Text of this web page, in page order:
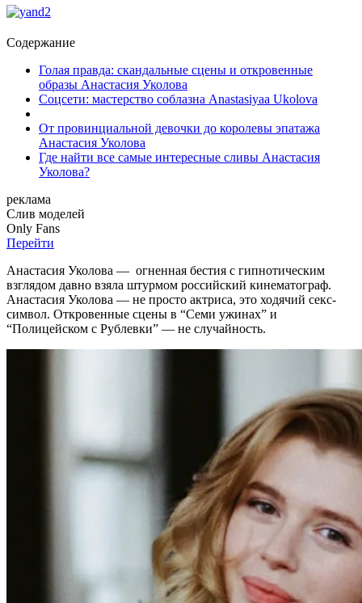
Содержание
Голая правда: скандальные сцены и откровенные
образы Анастасия Уколова
Соцсети: мастерство соблазна Anastasiyaa Ukolova
От провинциальной девочки до королевы эпатажа
Анастасия Уколова
Где найти все самые интересные сливы Анастасия
Уколова?
реклама
Слив моделей
Only Fans
Перейти
Анастасия Уколова — огненная бестия с гипнотическим
взглядом давно взяла штурмом российский кинематограф.
Анастасия Уколова — не просто актриса, это ходячий секс-
символ. Откровенные сцены в “Семи ужинах” и
“Полицейском с Рублевки” — не случайность.